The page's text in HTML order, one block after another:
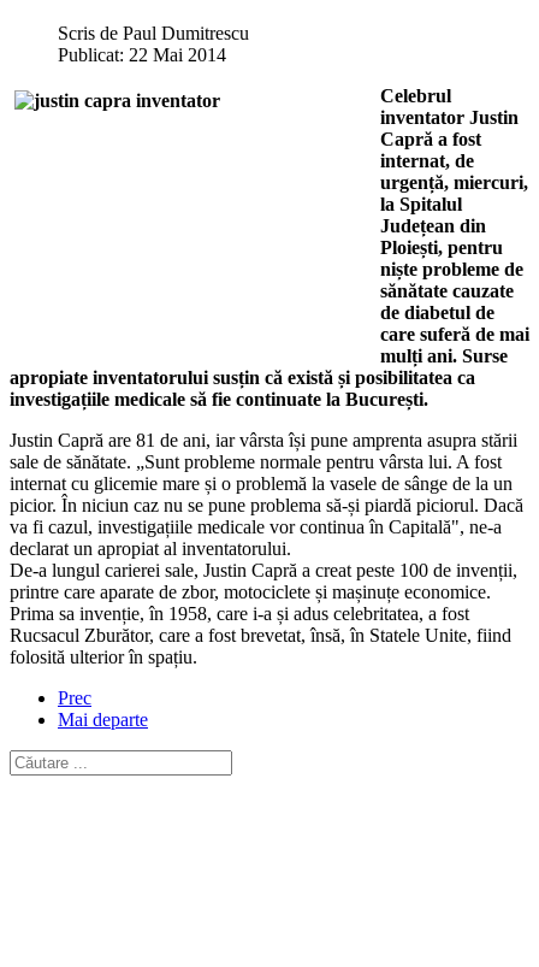
Scris de Paul Dumitrescu
Publicat: 22 Mai 2014
Celebrul
inventator Justin
Capră a fost
internat, de
urgență, miercuri,
la Spitalul
Județean din
Ploiești, pentru
niște probleme de
sănătate cauzate
de diabetul de
care suferă de mai
mulți ani. Surse
apropiate inventatorului susțin că există și posibilitatea ca
investigațiile medicale să fie continuate la București.
Justin Capră are 81 de ani, iar vârsta își pune amprenta asupra stării
sale de sănătate. „Sunt probleme normale pentru vârsta lui. A fost
internat cu glicemie mare și o problemă la vasele de sânge de la un
picior. În niciun caz nu se pune problema să-și piardă piciorul. Dacă
va fi cazul, investigațiile medicale vor continua în Capitală", ne-a
declarat un apropiat al inventatorului.
De-a lungul carierei sale, Justin Capră a creat peste 100 de invenții,
printre care aparate de zbor, motociclete și mașinuțe economice.
Prima sa invenție, în 1958, care i-a și adus celebritatea, a fost
Rucsacul Zburător, care a fost brevetat, însă, în Statele Unite, fiind
folosită ulterior în spațiu.
Prec
Mai departe